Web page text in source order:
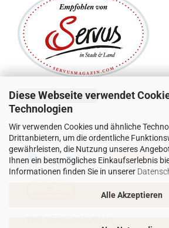
Diese Webseite verwendet
Technologien
Wir verwenden Cookies und ähnliche
Drittanbietern, um die ordentliche
gewährleisten, die Nutzung unseres
Ihnen ein bestmögliches Einkaufserlebnis
Informationen finden Sie in unserer
Alle Akzeptieren
Vertrag widerrufen
SICHER EINKAUFEN MIT: